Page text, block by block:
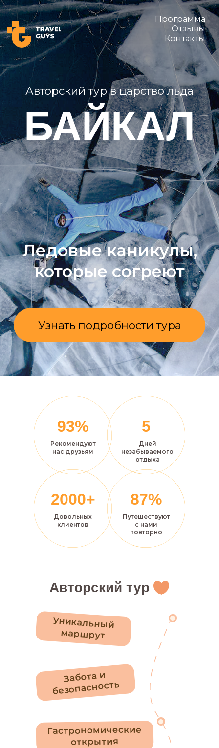
Узнать подробности тура
Ледовые каникулы,
которые согреют
БАЙКАЛ
Авторский тур в царство льда
Программа
Отзывы
Контакты
Рекомендуют
нас друзьям
93%
Путешествуют
с нами
повторно
87%
Довольных
клиентов
2000+
Дней
незабываемого
отдыха
5
Уникальный
маршрут
Забота и
безопасность
Гастрономические
открытия
Авторский тур